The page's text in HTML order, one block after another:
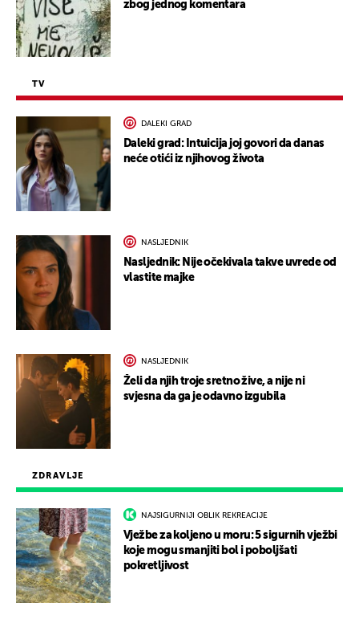
ZDRAVLJE
NAJSIGURNIJI OBLIK REKREACIJE
Vježbe za koljeno u moru: 5 sigurnih vježbi
koje mogu smanjiti bol i poboljšati
pokretljivost
zbog jednog komentara
TV
DALEKI GRAD
Daleki grad: Intuicija joj govori da danas
neće otići iz njihovog života
NASLJEDNIK
Nasljednik: Nije očekivala takve uvrede od
vlastite majke
NASLJEDNIK
Želi da njih troje sretno žive, a nije ni
svjesna da ga je odavno izgubila